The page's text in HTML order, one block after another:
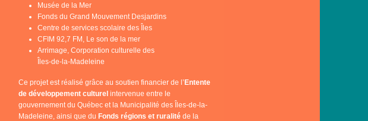
Musée de la Mer
Fonds du Grand Mouvement Desjardins
Centre de services scolaire des Îles
CFIM 92,7 FM, Le son de la mer
Arrimage, Corporation culturelle des
Îles-de-la-Madeleine
Ce projet est réalisé grâce au soutien financier de l’Entente
de développement culturel intervenue entre le
gouvernement du Québec et la Municipalité des Îles-de-la-
Madeleine, ainsi que du Fonds régions et ruralité de la